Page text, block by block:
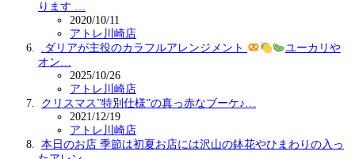
ります …
2020/10/11
アトレ川崎店
.ダリアが主役のカラフルアレンジメント
ユーカリや
オン…
2025/10/26
アトレ川崎店
クリスマス”特別仕様”の真っ赤なブーケ♪…
2021/12/19
アトレ川崎店
本日のお店 季節は初夏お店には沢山の鉢花やひまわりの入っ